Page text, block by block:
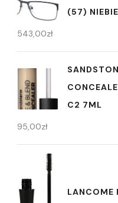
(57)
543,00zł
C2 7ML
95,00zł
LANCOME